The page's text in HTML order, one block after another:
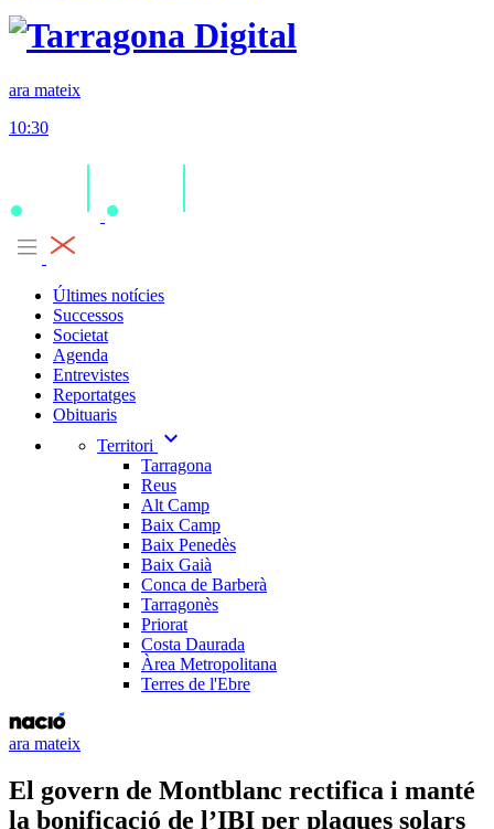
ara mateix
10:30
Últimes notícies
Successos
Societat
Agenda
Entrevistes
Reportatges
Obituaris
Territori
expand_more
Tarragona
Reus
Alt Camp
Baix Camp
Baix Penedès
Baix Gaià
Conca de Barberà
Tarragonès
Priorat
Costa Daurada
Àrea Metropolitana
Terres de l'Ebre
ara mateix
El govern de Montblanc rectifica i manté
la bonificació de l’IBI per plaques solars